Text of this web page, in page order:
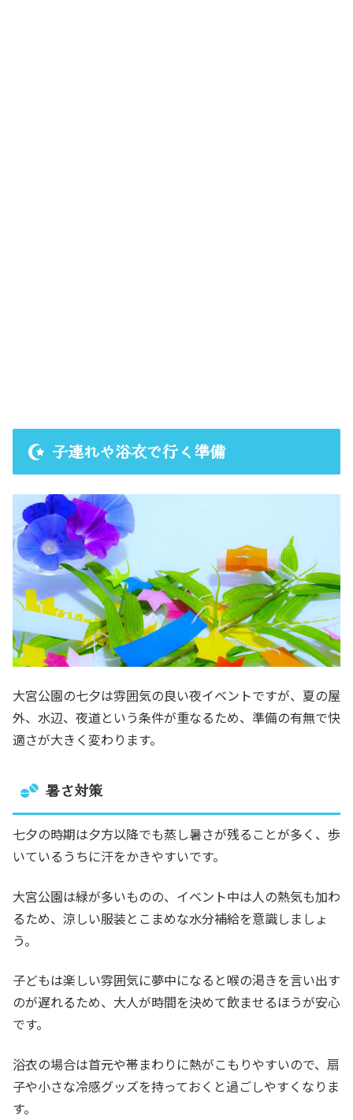
子連れや浴衣で行く準備
大宮公園の七夕は雰囲気の良い夜イベントですが、夏の屋
外、水辺、夜道という条件が重なるため、準備の有無で快
適さが大きく変わります。
暑さ対策
七夕の時期は夕方以降でも蒸し暑さが残ることが多く、歩
いているうちに汗をかきやすいです。
大宮公園は緑が多いものの、イベント中は人の熱気も加わ
るため、涼しい服装とこまめな水分補給を意識しましょ
う。
子どもは楽しい雰囲気に夢中になると喉の渇きを言い出す
のが遅れるため、大人が時間を決めて飲ませるほうが安心
です。
浴衣の場合は首元や帯まわりに熱がこもりやすいので、扇
子や小さな冷感グッズを持っておくと過ごしやすくなりま
す。